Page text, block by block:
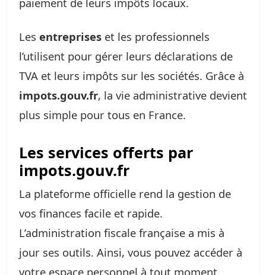
Les entreprises et les professionnels
l’utilisent pour gérer leurs déclarations de
TVA et leurs impôts sur les sociétés. Grâce à
impots.gouv.fr, la vie administrative devient
plus simple pour tous en France.
Les services offerts par
impots.gouv.fr
La plateforme officielle rend la gestion de
vos finances facile et rapide.
L’administration fiscale française a mis à
jour ses outils. Ainsi, vous pouvez accéder à
votre espace personnel à tout moment.